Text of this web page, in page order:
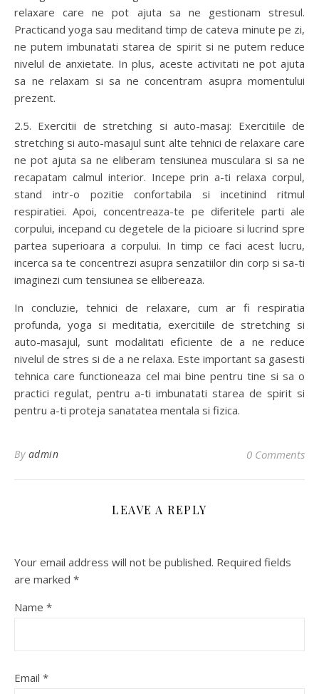
relaxare care ne pot ajuta sa ne gestionam stresul.
Practicand yoga sau meditand timp de cateva minute pe zi,
ne putem imbunatati starea de spirit si ne putem reduce
nivelul de anxietate. In plus, aceste activitati ne pot ajuta
sa ne relaxam si sa ne concentram asupra momentului
prezent.
2.5. Exercitii de stretching si auto-masaj: Exercitiile de
stretching si auto-masajul sunt alte tehnici de relaxare care
ne pot ajuta sa ne eliberam tensiunea musculara si sa ne
recapatam calmul interior. Incepe prin a-ti relaxa corpul,
stand intr-o pozitie confortabila si incetinind ritmul
respiratiei. Apoi, concentreaza-te pe diferitele parti ale
corpului, incepand cu degetele de la picioare si lucrind spre
partea superioara a corpului. In timp ce faci acest lucru,
incerca sa te concentrezi asupra senzatiilor din corp si sa-ti
imaginezi cum tensiunea se elibereaza.
In concluzie, tehnici de relaxare, cum ar fi respiratia
profunda, yoga si meditatia, exercitiile de stretching si
auto-masajul, sunt modalitati eficiente de a ne reduce
nivelul de stres si de a ne relaxa. Este important sa gasesti
tehnica care functioneaza cel mai bine pentru tine si sa o
practici regulat, pentru a-ti imbunatati starea de spirit si
pentru a-ti proteja sanatatea mentala si fizica.
By admin 0 Comments
LEAVE A REPLY
Your email address will not be published. Required fields
are marked *
Name *
Email *